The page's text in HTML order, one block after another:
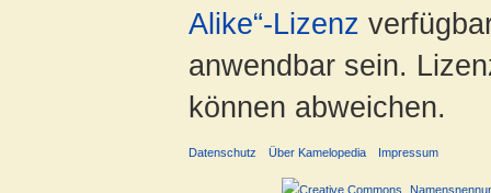
Alike“-Lizenz
anwendbar sein.
können abweichen.
Datenschutz Über Kamelopedia Impressum